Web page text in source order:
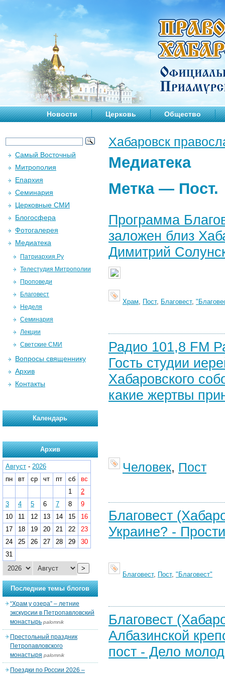
Новости Церковь Общество
Хабаровск
Медиатека
Метка — Пост.
Программа
заложен близ
Димитрий
Храм, Пост, Благовест,
Радио 101,8 FM
Гость студии
Хабаровского
какие жертвы
Человек, Пост
Благовест
Украине? -
Благовест, Пост, "Благовест"
Благовест
Албазинской
пост - Дело
Самый Восточный
Митрополия
Епархия
Семинария
Церковные СМИ
Блогосфера
Фотогалерея
Медиатека
Патриархия.Ру
Телестудия Митрополии
Проповеди
Благовест
Неделя
Семинария
Лекции
Светские СМИ
Вопросы священнику
Архив
Контакты
Календарь
Архив
Август - 2026
пн
вт ср чт пт сб
вс
1
2
3
4 5 6 7 8
9
10
11 12 13 14 15
16
17
18 19 20 21 22
23
24
25 26 27 28 29
30
31
>
Последние темы блогов
“Храм у озера” – летние
экскурсии в Петропавловский
монастырь palomnik
Престольный праздник
Петропавловского
монастыря palomnik
Поездки по России 2026 –